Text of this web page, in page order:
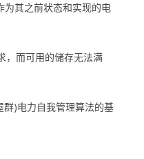
为其之前状态和实现的电
，而可用的储存无法满
)电力自我管理算法的基